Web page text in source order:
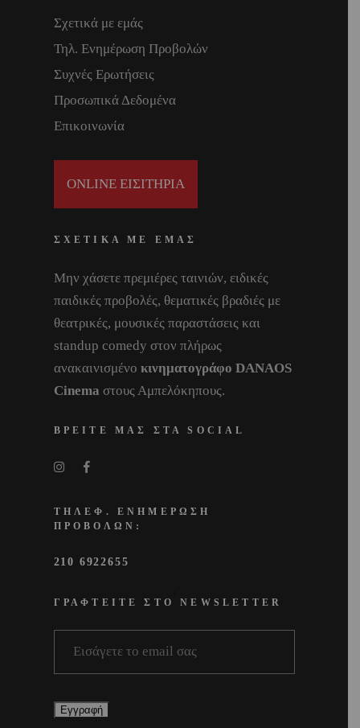
Σχετικά με εμάς
Τηλ. Ενημέρωση Προβολών
Συχνές Ερωτήσεις
Προσωπικά Δεδομένα
Επικοινωνία
ONLINE ΕΙΣΙΤΗΡΙΑ
ΣΧΕΤΙΚΑ ΜΕ ΕΜΑΣ
Μην χάσετε πρεμιέρες ταινιών, ειδικές
παιδικές προβολές, θεματικές βραδιές με
θεατρικές, μουσικές παραστάσεις και
standup comedy στον πλήρως
ανακαινισμένο κινηματογράφο DANAOS
Cinema στους Αμπελόκηπους.
ΒΡΕΙΤΕ ΜΑΣ ΣΤΑ SOCIAL
ΤΗΛΕΦ. ΕΝΗΜΕΡΩΣΗ
ΠΡΟΒΟΛΩΝ:
210 6922655
ΓΡΑΦΤΕΙΤΕ ΣΤΟ NEWSLETTER